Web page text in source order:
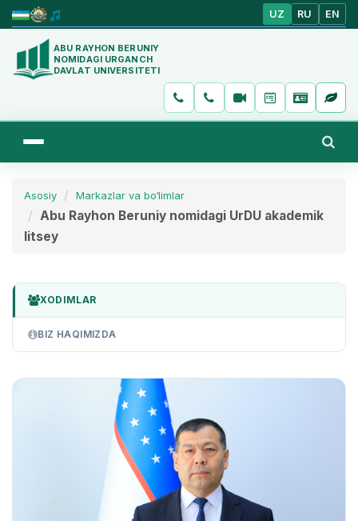
UZ RU EN
ABU RAYHON BERUNIY
NOMIDAGI URGANCH
DAVLAT UNIVERSITETI
Asosiy Markazlar va bo‘limlar
Abu Rayhon Beruniy nomidagi UrDU akademik
litsey
XODIMLAR
BIZ HAQIMIZDA